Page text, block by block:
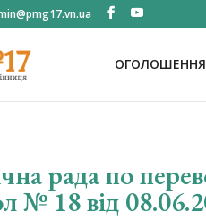
рада по
№ 18 від